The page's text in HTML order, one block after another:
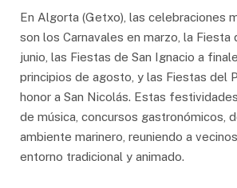
En Algorta (Getxo), las celebraciones
son los Carnavales en marzo, la Fiesta
junio, las Fiestas de San Ignacio a
principios de agosto, y las Fiestas del
honor a San Nicolás. Estas
de música, concursos gastronómicos,
ambiente marinero, reuniendo a
entorno tradicional y animado.